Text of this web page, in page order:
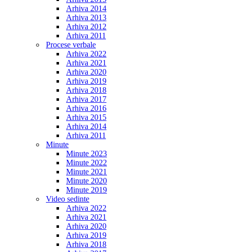
Arhiva 2014
Arhiva 2013
Arhiva 2012
Arhiva 2011
Procese verbale
Arhiva 2022
Arhiva 2021
Arhiva 2020
Arhiva 2019
Arhiva 2018
Arhiva 2017
Arhiva 2016
Arhiva 2015
Arhiva 2014
Arhiva 2011
Minute
Minute 2023
Minute 2022
Minute 2021
Minute 2020
Minute 2019
Video sedinte
Arhiva 2022
Arhiva 2021
Arhiva 2020
Arhiva 2019
Arhiva 2018